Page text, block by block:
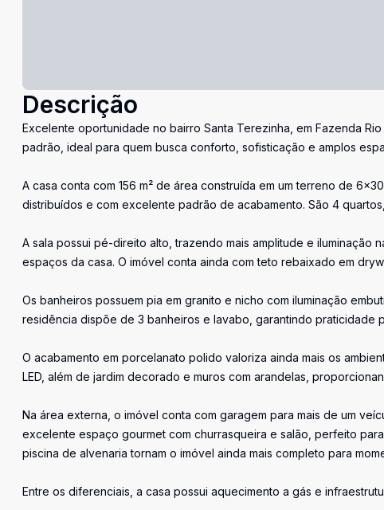
Descrição
Excelente oportunidade no bairro Santa Terezinha, em Fazenda
padrão, ideal para quem busca conforto, sofisticação e amplos
A casa conta com 156 m² de área construída em um terreno de
distribuídos e com excelente padrão de acabamento. São 4
A sala possui pé-direito alto, trazendo mais amplitude e iluminação
espaços da casa. O imóvel conta ainda com teto rebaixado em
Os banheiros possuem pia em granito e nicho com iluminação
residência dispõe de 3 banheiros e lavabo, garantindo praticidade
O acabamento em porcelanato polido valoriza ainda mais os
LED, além de jardim decorado e muros com arandelas,
Na área externa, o imóvel conta com garagem para mais de um
excelente espaço gourmet com churrasqueira e salão, perfeito
piscina de alvenaria tornam o imóvel ainda mais completo para
Entre os diferenciais, a casa possui aquecimento a gás e